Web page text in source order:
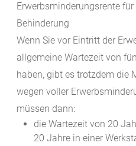
Erwerbsminderungsrente
Behinderung
Wenn Sie vor Eintritt der
allgemeine Wartezeit von
haben, gibt es trotzdem die
wegen voller
müssen dann:
die Wartezeit von 20
20 Jahre in einer